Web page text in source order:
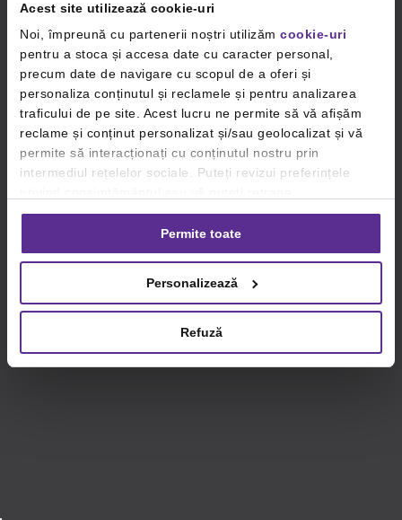
Acest site utilizează cookie-uri
Noi, împreună cu partenerii noștri utilizăm cookie-uri
pentru a stoca și accesa date cu caracter personal,
precum date de navigare cu scopul de a oferi și
personaliza conținutul și reclamele și pentru analizarea
traficului de pe site. Acest lucru ne permite să vă afișăm
reclame și conținut personalizat și/sau geolocalizat și vă
permite să interacționați cu conținutul nostru prin
intermediul rețelelor sociale. Puteți revizui preferințele
consimțământul oricând, făcând click pe linkul către
setările dvs. de cookie-uri.
privind utilizarea modulelor cookie.Detalii
Permite toate
Personalizează
Refuză